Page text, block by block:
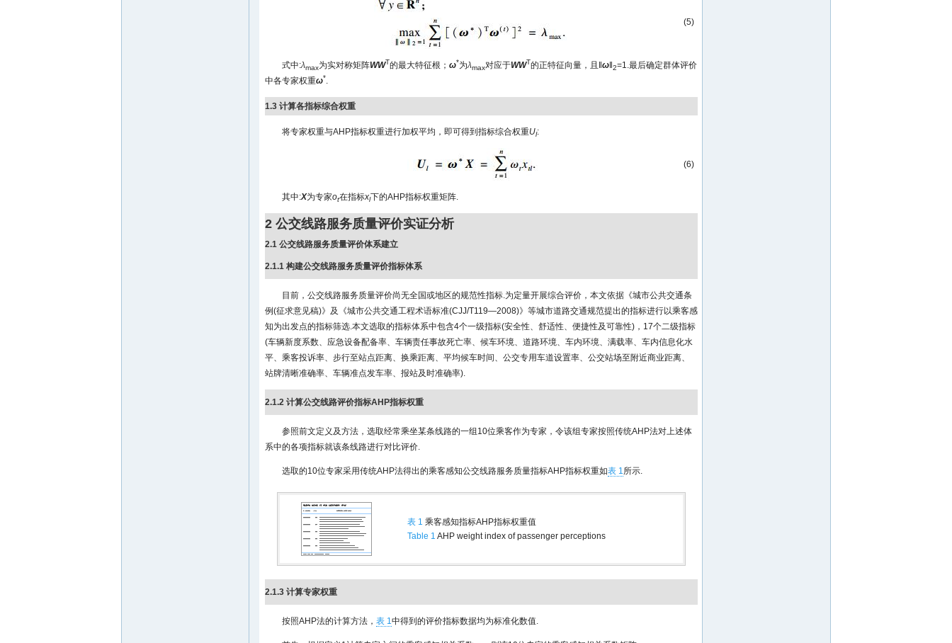
(5)
式中:λmax为实对称矩阵WWT的最大特征根； ω*为λmax对应于WWT的正特征向量，且‖ ω 2=1.最后确定群体评价
中各专家权重ω*.
1.3 计算各指标综合权重
将专家权重与AHP指标权重进行加权平均，即可得到指标综合权重Ul:
(6)
其中:X为专家ot在指标xl下的AHP指标权重矩阵.
2 公交线路服务质量评价实证分析
2.1 公交线路服务质量评价体系建立
2.1.1 构建公交线路服务质量评价指标体系
目前，公交线路服务质量评价尚无全国或地区的规范性指标.为定量开展综合评价，本文依据《城市公共交通条
例(征求意见稿)》及《城市公共交通工程术语标准(CJJ/T119—2008)》等城市道路交通规范提出的指标进行以乘客感
知为出发点的指标筛选.本文选取的指标体系中包含4个一级指标(安全性、舒适性、便捷性及可靠性)，17个二级指标
(车辆新度系数、应急设备配备率、车辆责任事故死亡率、候车环境、道路环境、车内环境、满载率、车内信息化水
平、乘客投诉率、步行至站点距离、换乘距离、平均候车时间、公交专用车道设置率、公交站场至附近商业距离、
站牌清晰准确率、车辆准点发车率、报站及时准确率).
2.1.2 计算公交线路评价指标AHP指标权重
参照前文定义及方法，选取经常乘坐某条线路的一组10位乘客作为专家，令该组专家按照传统AHP法对上述体
系中的各项指标就该条线路进行对比评价.
选取的10位专家采用传统AHP法得出的乘客感知公交线路服务质量指标AHP指标权重如表 1所示.
表 1 乘客感知指标AHP指标权重值
Table 1 AHP weight index of passenger perceptions
2.1.3 计算专家权重
按照AHP法的计算方法， 表 1中得到的评价指标数据均为标准化数值.